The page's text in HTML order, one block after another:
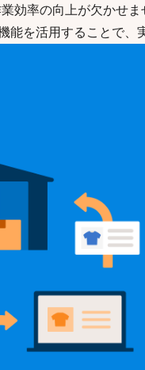
効率の向上が欠かせま
能を活用することで、